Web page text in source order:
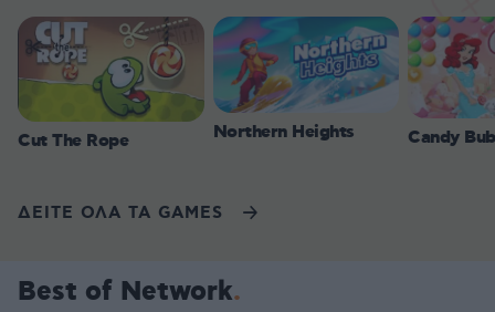
Cut The Rope Northern Heights Candy
ΔΕΙΤΕ ΟΛΑ ΤΑ GAMES
Best of Network